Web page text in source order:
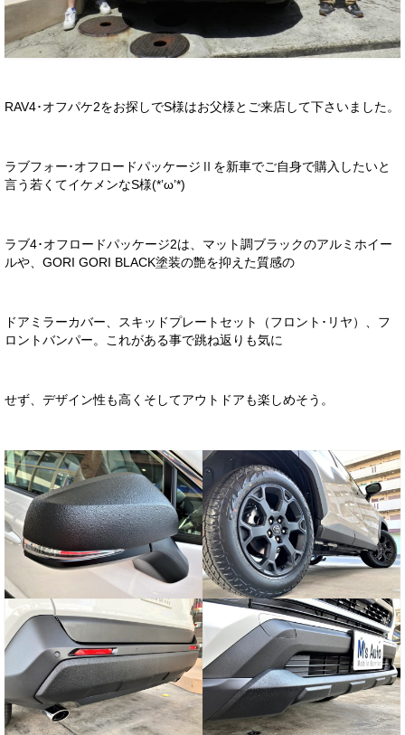
メールフォーム
電話はこちら
RAV4･オフパケ2をお探しでS様はお父様とご来店して下さいました。
ラブフォー･オフロードパッケージⅡを新車でご自身で購入したいと
言う若くてイケメンなS様(*’ω’*)
ラブ4･オフロードパッケージ2は、マット調ブラックのアルミホイー
ルや、GORI GORI BLACK塗装の艶を抑えた質感の
ドアミラーカバー、スキッドプレートセット（フロント･リヤ）、フ
ロントバンパー。これがある事で跳ね返りも気に
せず、デザイン性も高くそしてアウトドアも楽しめそう。